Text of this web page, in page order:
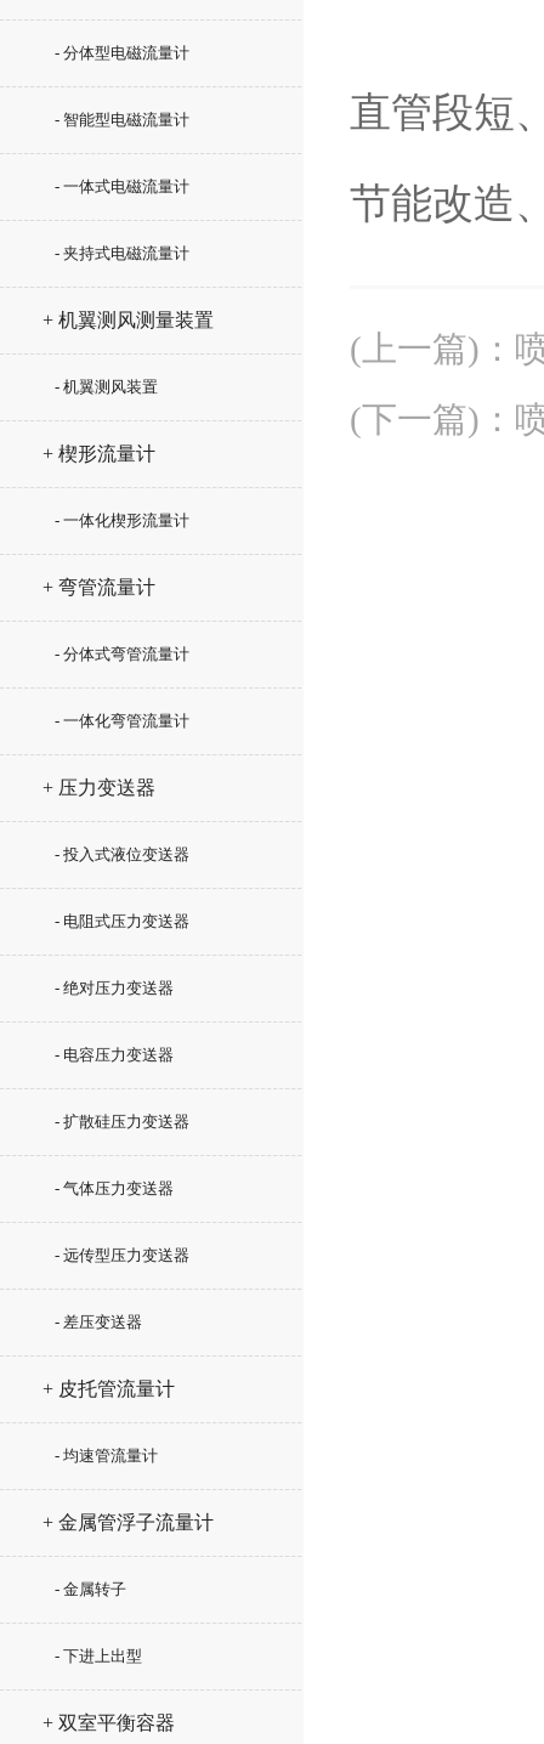
- 分体型电磁流量计
- 智能型电磁流量计
- 一体式电磁流量计
- 夹持式电磁流量计
+ 机翼测风测量装置
- 机翼测风装置
+ 楔形流量计
- 一体化楔形流量计
+ 弯管流量计
- 分体式弯管流量计
- 一体化弯管流量计
+ 压力变送器
- 投入式液位变送器
- 电阻式压力变送器
- 绝对压力变送器
- 电容压力变送器
- 扩散硅压力变送器
- 气体压力变送器
- 远传型压力变送器
- 差压变送器
+ 皮托管流量计
- 均速管流量计
+ 金属管浮子流量计
- 金属转子
- 下进上出型
+ 双室平衡容器
直管段短
节能改造
(上一篇) ：
(下一篇) ：